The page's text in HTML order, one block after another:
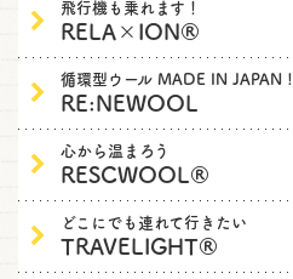
飛行機も乗れます！
RELA×ION®
循環型ウール MADE IN JAPAN !
RE:NEWOOL
心から温まろう
RESCWOOL®
どこにでも連れて行きたい
TRAVELIGHT®